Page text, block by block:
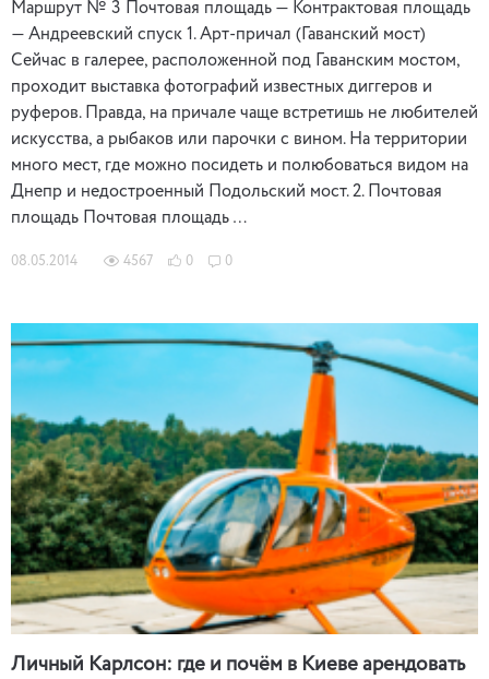
Маршрут № 3 Почтовая площадь — Контрактовая площадь
— Андреевский спуск 1. Арт-причал (Гаванский мост)
Сейчас в галерее, расположенной под Гаванским мостом,
проходит выставка фотографий известных диггеров и
руферов. Правда, на причале чаще встретишь не любителей
искусства, а рыбаков или парочки с вином. На территории
много мест, где можно посидеть и полюбоваться видом на
Днепр и недостроенный Подольский мост. 2. Почтовая
площадь Почтовая площадь …
08.05.2014 4567 0 0
Личный Карлсон: где и почём в Киеве арендовать